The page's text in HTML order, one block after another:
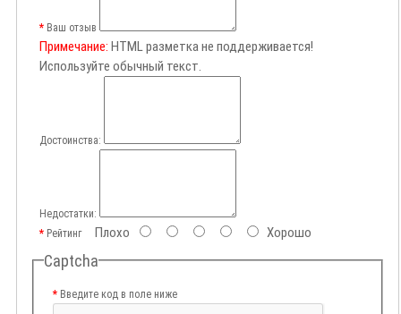
Ваш отзыв
Примечание: HTML разметка не поддерживается!
Используйте обычный текст.
Достоинства:
Недостатки:
РейтингПлохо Хорошо
Captcha
Введите код в поле ниже